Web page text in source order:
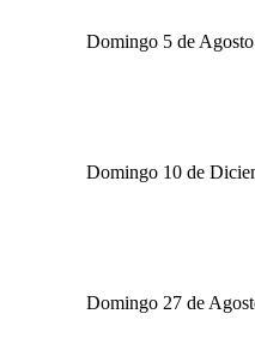
Domingo 5 de
Domingo 10 de
Domingo 27 de